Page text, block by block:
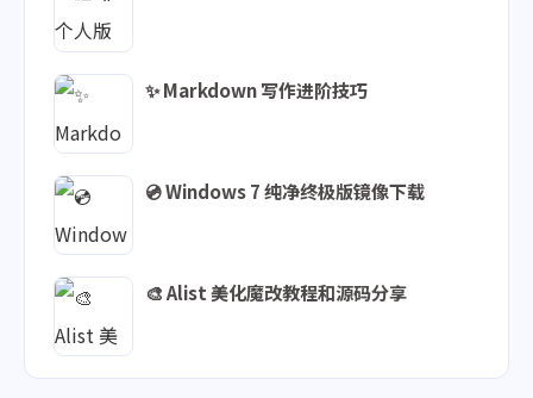
✨ Markdown 写作进阶技巧
💿 Windows 7 纯净终极版镜像下载
🎨 Alist 美化魔改教程和源码分享